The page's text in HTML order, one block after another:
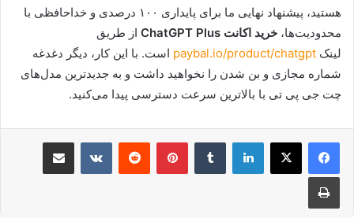
هستید، پیشنهاد نهایی ما برای پایداری ۱۰۰ درصدی و خداحافظی با
محدودیت‌ها، خرید اکانت ChatGPT Plus
از طریق
لینک paybal.io/product/chatgpt است. با این کار، دیگر دغدغه
شماره مجازی و بن شدن را نخواهید داشت و به جدیدترین مدل‌های
چت جی پی تی با بالاترین سرعت دسترسی پیدا می‌کنید.
لینکدین ‫تامبلر پینترست‫رددیت ‫VKontakteاشتراک گذاری از طریق ایمیل
چاپ